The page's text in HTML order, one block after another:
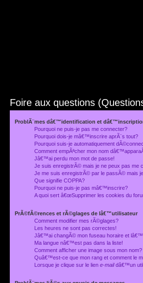
Foire aux questions
ProblÃ¨mes dâ€™identification et
Pourquoi ne puis-je pas me connecter?
Pourquoi dois-je mâ€™inscrire aprÃ¨s tout?
Pourquoi suis-je automatiquement
Comment empÃªcher mon nom
Jâ€™ai perdu mon mot de passe!
Je suis enregistrÃ© mais je ne peux pas me
Je me suis enregistrÃ© par le passÃ© mais
Que signifie COPPA?
Pourquoi ne puis-je pas mâ€™inscrire?
A quoi sert â€œSupprimer les cookies du
PrÃ©fÃ©rences et rÃ©glages de lâ€™utilisateur
Comment modifier mes rÃ©glages?
Les heures ne sont pas correctes!
Jâ€™ai changÃ© mon fuseau horaire et
Ma langue nâ€™est pas dans la liste!
Comment afficher une image sous mon nom?
Quâ€™est-ce que mon rang et comment le
Lorsque je clique sur le lien e-maildâ€™un